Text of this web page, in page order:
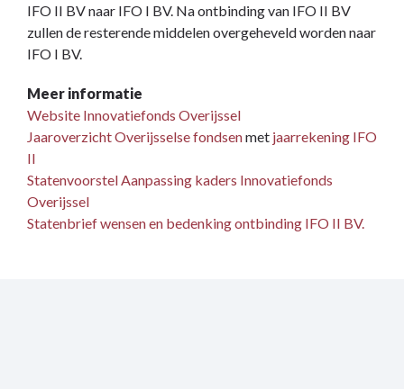
IFO II BV naar IFO I BV. Na ontbinding van IFO II BV
zullen de resterende middelen overgeheveld worden naar
IFO I BV.
Meer informatie
Website Innovatiefonds Overijssel
Jaaroverzicht Overijsselse fondsenmet jaarrekening IFO
II
Statenvoorstel Aanpassing kaders Innovatiefonds
Overijssel
Statenbrief wensen en bedenking ontbinding IFO II BV.